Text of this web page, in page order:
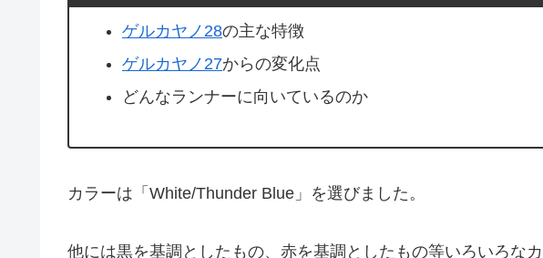
ゲルカヤノ28の主な特徴
ゲルカヤノ27からの変化点
どんなランナーに向いているのか
カラーは「White/Thunder Blue」を選びました。
他には黒を基調としたもの、赤を基調としたもの等いろいろなカ